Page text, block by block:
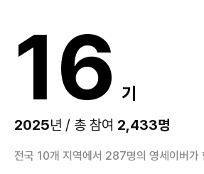
16 기
2025년 / 총 참여 2,433명
전국 10개 지역에서 287명의 영세이버가